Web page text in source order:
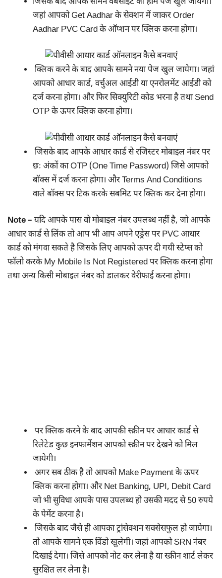
जहां आपको Get Aadhar के सेक्शन में जाकर Order
Aadhar PVC Card के ऑप्शन पर क्लिक करना होगा।
क्लिक करने के बाद आपके सामने नया पेज खुल जायेगा। जहां
आपको आधार कार्ड, वर्चुअल आईडी या एनरोलमेंट आईडी को
दर्ज करना होगा। और फिर सिक्युरिटी कोड भरना है तथा Send
OTP के ऊपर क्लिक करना होगा।
जिसके बाद आपके आधार कार्ड से रजिस्टर मोबाइल नंबर पर
छः अंकों का OTP (One Time Password) जिसे आपको
बॉक्स में दर्ज करना होगा। और Terms And Conditions
वाले बॉक्स पर टिक करके सबमिट पर क्लिक कर देना होगा।
Note – यदि आपके पास वो मोबाइल नंबर उपलब्ध नहीं है, जो आपके
आधार कार्ड से लिंक तो आप भी आप अपने एड्रेस पर PVC आधार
कार्ड को मंगवा सकते है जिसके लिए आपको ऊपर दी गयी स्टेप्स को
फॉलो करके My Mobile Is Not Registered पर क्लिक करना होगा
तथा अन्य किसी मोबाइल नंबर को डालकर वेरीफाई करना होगा।
पर क्लिक करने के बाद आपकी स्क्रीन पर आधार कार्ड से
रिलेटेड कुछ इनफार्मेशन आपको स्क्रीन पर देखने को मिल
जायेगी।
अगर सब ठीक है तो आपको Make Payment के ऊपर
क्लिक करना होगा। और Net Banking, UPI, Debit Card
जो भी सुविधा आपके पास उपलब्ध हो उसकी मदद से 50 रुपये
के पेमेंट करना है।
जिसके बाद जैसे ही आपका ट्रांसेक्शन सक्सेसफुल हो जायेगा।
तो आपके सामने एक विंडो खुलेगी। जहां आपको SRN नंबर
दिखाई देगा। जिसे आपको नोट कर लेना है या स्क्रीन शार्ट लेकर
सुरक्षित लर लेना है।